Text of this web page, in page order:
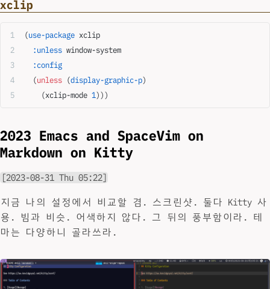
xclip
(use-package xclip
  :unless
window-system
  :config
  (
unless (display-graphic-p)
    (xclip-mode
1)))
2023 Emacs and SpaceVim on
Markdown on Kitty
[2023-08-31 Thu 05:22]
지금 나의 설정에서 비교할 겸. 스크린샷. 둘다 Kitty 사
용. 빔과 비슷. 어색하지 않다. 그 뒤의 풍부함이라. 테
마는 다양하니 골라쓰라.